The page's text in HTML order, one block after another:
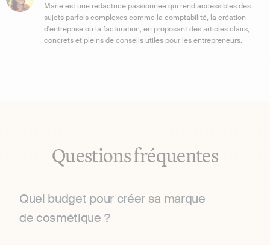
Marie est une rédactrice passionnée qui rend accessibles des
sujets parfois complexes comme la comptabilité, la création
d'entreprise ou la facturation, en proposant des articles clairs,
concrets et pleins de conseils utiles pour les entrepreneurs.
Questions fréquentes
Quel budget pour créer sa marque
de cosmétique ?